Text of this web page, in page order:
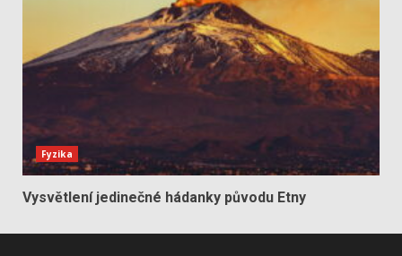
Fyzika
Vysvětlení jedinečné hádanky původu Etny